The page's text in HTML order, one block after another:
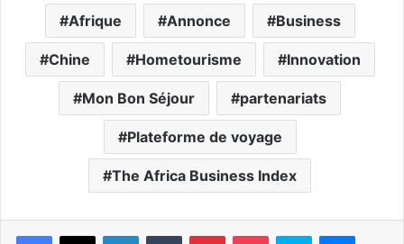
Afrique Annonce Business
Chine Hometourisme Innovation
Mon Bon Séjour partenariats
Plateforme de voyage
The Africa Business Index
Facebook
X LinkedinTumblr PinterestPocket Skype